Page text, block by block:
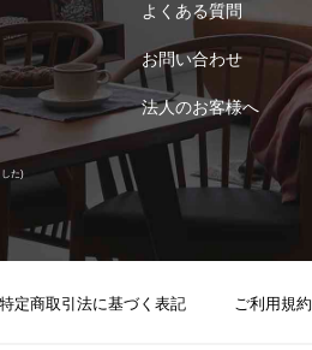
た)
よくある質問
お問い合わせ
法人のお客様へ
特定商取引法に基づく表記 ご利用規約